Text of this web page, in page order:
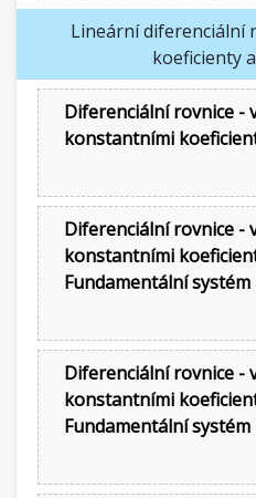
Lineární diferenciální
koeficienty
Diferenciální rovnice -
konstantními
Diferenciální rovnice -
konstantními
Fundamentální systém
Diferenciální rovnice -
konstantními
Fundamentální